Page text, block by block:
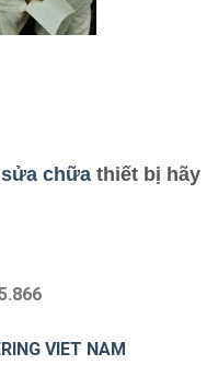
sửa chữa thiết bị hãy
VIET NAM